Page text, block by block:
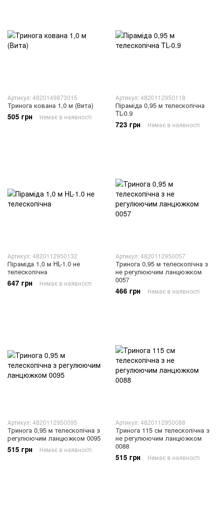
Артикул: 4820149873015
Тринога кована 1,0 м (Вита)
505 грн Немає в наявності
Артикул: 4820112950118
Піраміда 0,95 м телескопічна
TL-0.9
723 грн Немає в наявності
Артикул: 4820112950132
Піраміда 1,0 м HL-1.0 не
телескопічна
647 грн Немає в наявності
Артикул: 4820112950057
Тринога 0,95 м телескопічна з
не регулюючим ланцюжком
0057
466 грн Немає в наявності
Артикул: 4820112950095
Тринога 0,95 м телескопічна з
регулюючим ланцюжком 0095
515 грн Немає в наявності
Артикул: 4820112950088
Тринога 115 см телескопічна з
не регулюючим ланцюжком
0088
515 грн Немає в наявності